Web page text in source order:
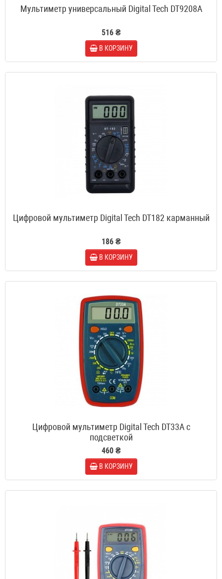
Мультиметр универсальный Digital Tech DT9208A
516 ₴
В КОРЗИНУ
Цифровой мультиметр Digital Tech DT182 карманный
186 ₴
В КОРЗИНУ
Цифровой мультиметр Digital Tech DT33A с
подсветкой
460 ₴
В КОРЗИНУ